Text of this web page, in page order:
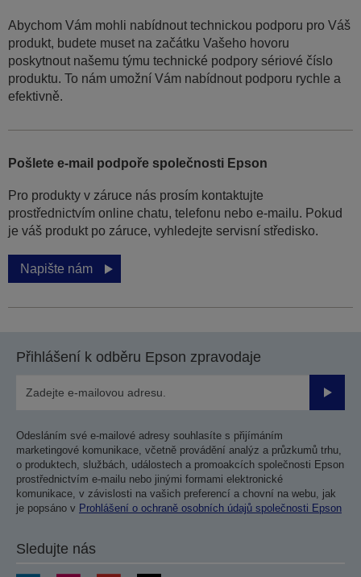
Abychom Vám mohli nabídnout technickou podporu pro Váš
produkt, budete muset na začátku Vašeho hovoru
poskytnout našemu týmu technické podpory sériové číslo
produktu. To nám umožní Vám nabídnout podporu rychle a
efektivně.
Pošlete e-mail podpoře společnosti Epson
Pro produkty v záruce nás prosím kontaktujte
prostřednictvím online chatu, telefonu nebo e-mailu. Pokud
je váš produkt po záruce, vyhledejte servisní středisko.
Napište nám
Přihlášení k odběru Epson zpravodaje
Odesláním své e-mailové adresy souhlasíte s přijímáním
marketingové komunikace, včetně provádění analýz a průzkumů trhu,
o produktech, službách, událostech a promoakcích společnosti Epson
prostřednictvím e-mailu nebo jinými formami elektronické
komunikace, v závislosti na vašich preferencí a chovní na webu, jak
je popsáno v Prohlášení o ochraně osobních údajů společnosti Epson
Sledujte nás